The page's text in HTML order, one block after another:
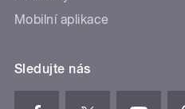
Mobilní aplikace
Sledujte nás